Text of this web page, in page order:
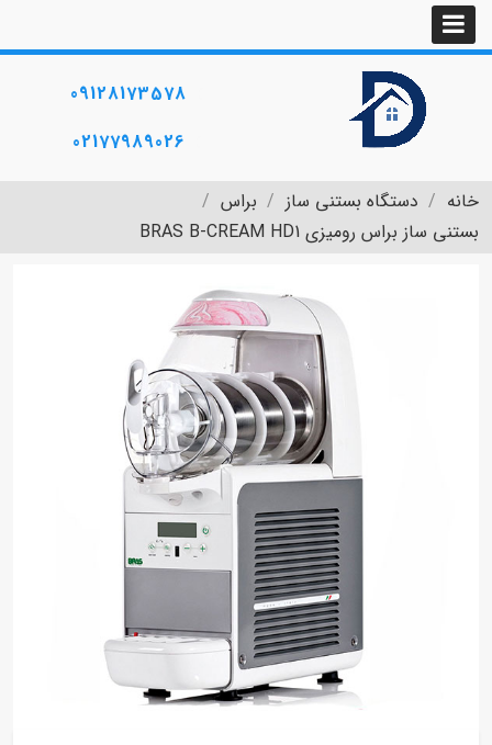
09128173578
02177989026
خانه دستگاه بستنی ساز
براس
بستنی ساز براس رومیزی BRAS B-CREAM HD1